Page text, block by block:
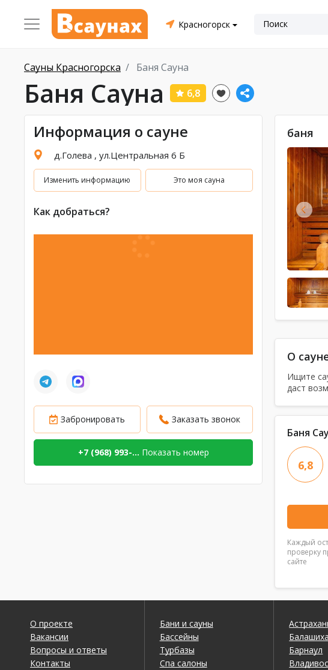
Красногорск
Сауны Красногорска Баня Сауна
Баня Сауна 6,8
Информация о сауне
д.Голева , ул.Центральная 6 Б
Изменить информацию Это моя сауна
Как добраться?
Забронировать Заказать звонок
+7 (968) 993-... Показать номер
баня
О
Ищите
даст
Баня
6,8
Каждый
проверку
сайте
О проекте
Вакансии
Вопросы и ответы
Контакты
Бани и сауны
Бассейны
Турбазы
Спа салоны
Балашиха
Барнаул